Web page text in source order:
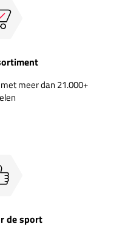
meer dan 21.000+
de sport